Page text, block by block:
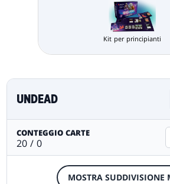
Kit per principianti
UNDEAD
CONTEGGIO CARTE
20 / 0
MOSTRA SUDDIVISIONE